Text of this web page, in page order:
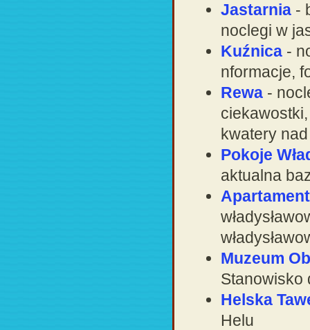
Jastarnia -
noclegi w
Kuźnica -
nformacje,
Rewa -
kwatery
Pokoje
aktualna
Muzeum
Stanowisko
Helska
Helu